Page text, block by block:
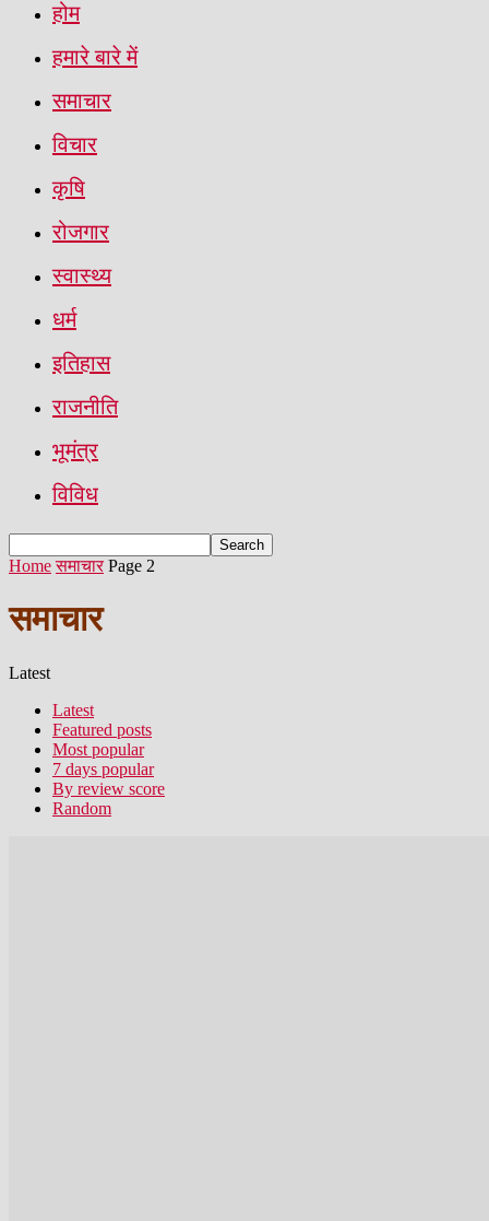
होम
हमारे बारे में
समाचार
विचार
कृषि
रोजगार
स्वास्थ्य
धर्म
इतिहास
राजनीति
भूमंत्र
विविध
Home समाचार Page 2
समाचार
Latest
Latest
Featured posts
Most popular
7 days popular
By review score
Random